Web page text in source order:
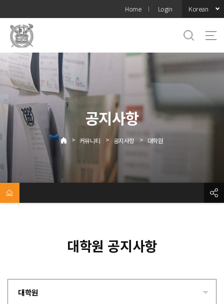
메뉴
Home Login Korean
공지사항
> 커뮤니티 > 공지사항 > 대학원
대학원 공지사항
대학원